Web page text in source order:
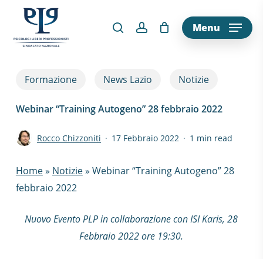
main
Menu
Formazione News Lazio Notizie
Webinar “Training Autogeno” 28 febbraio 2022
Rocco Chizzoniti 17 Febbraio 2022 1 min read
Home» Notizie» Webinar “Training Autogeno” 28
febbraio 2022
Nuovo Evento PLP in collaborazione con ISI Karis, 28
Febbraio 2022 ore 19:30.